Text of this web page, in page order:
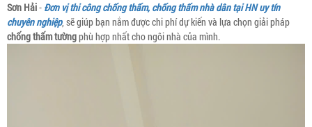
Sơn Hải- Đơn vị thi công chống thấm, chống thấm nhà dân tại HN uy tín
chuyên nghiệp, sẽ giúp bạn nắm được chi phí dự kiến và lựa chọn giải pháp
chống thấm tườngphù hợp nhất cho ngôi nhà của mình.